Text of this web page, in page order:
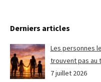
Derniers articles
Les personnes
trouvent pas au
7 juillet 2026